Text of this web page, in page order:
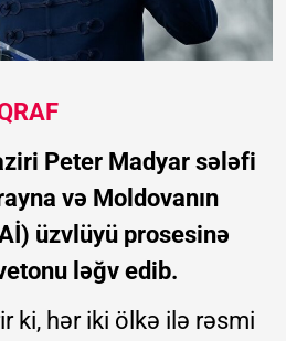
Peter Madyar sələfi
və Moldovanın
üzvlüyü prosesinə
ləğv edib.
ki, hər iki ölkə ilə rəsmi